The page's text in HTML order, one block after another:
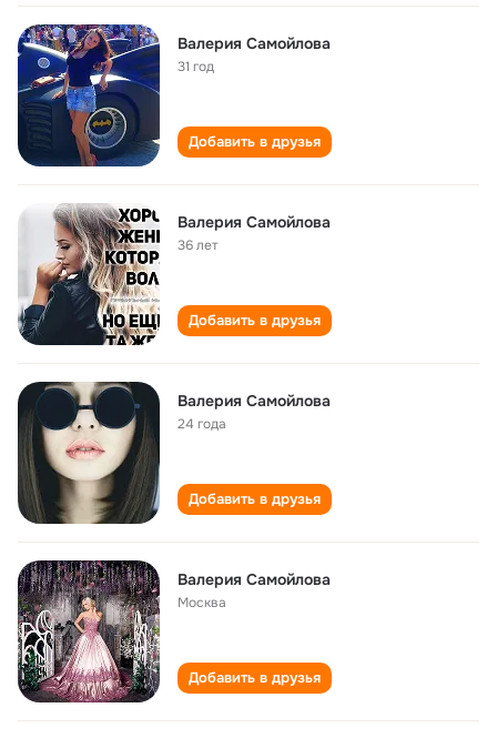
Валерия Самойлова
31 год
Добавить в друзья
Валерия Самойлова
36 лет
Добавить в друзья
Валерия Самойлова
24 года
Добавить в друзья
Валерия Самойлова
Москва
Добавить в друзья